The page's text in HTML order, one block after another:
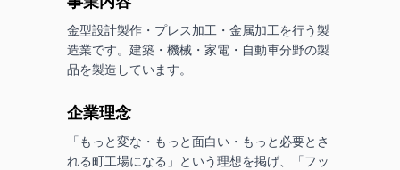
金型設計製作・プレス加工・金属加工を行う製
造業です。建築・機械・家電・自動車分野の製
品を製造しています。
企業理念
「もっと変な・もっと面白い・もっと必要とさ
れる町工場になる」という理想を掲げ、「フッ